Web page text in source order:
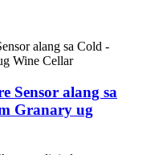
Sensor alang sa
Granary ug